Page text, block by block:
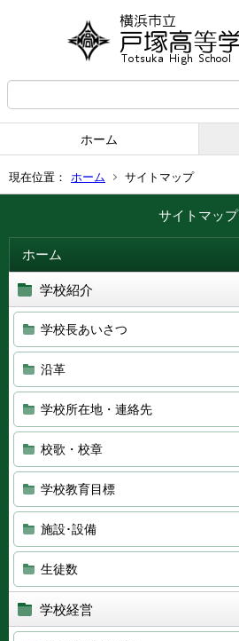
ホーム
現在位置： ホーム サイトマップ
サイトマップ
ホーム
学校紹介
学校長あいさつ
沿革
学校所在地・連絡先
校歌・校章
学校教育目標
施設･設備
生徒数
学校経営